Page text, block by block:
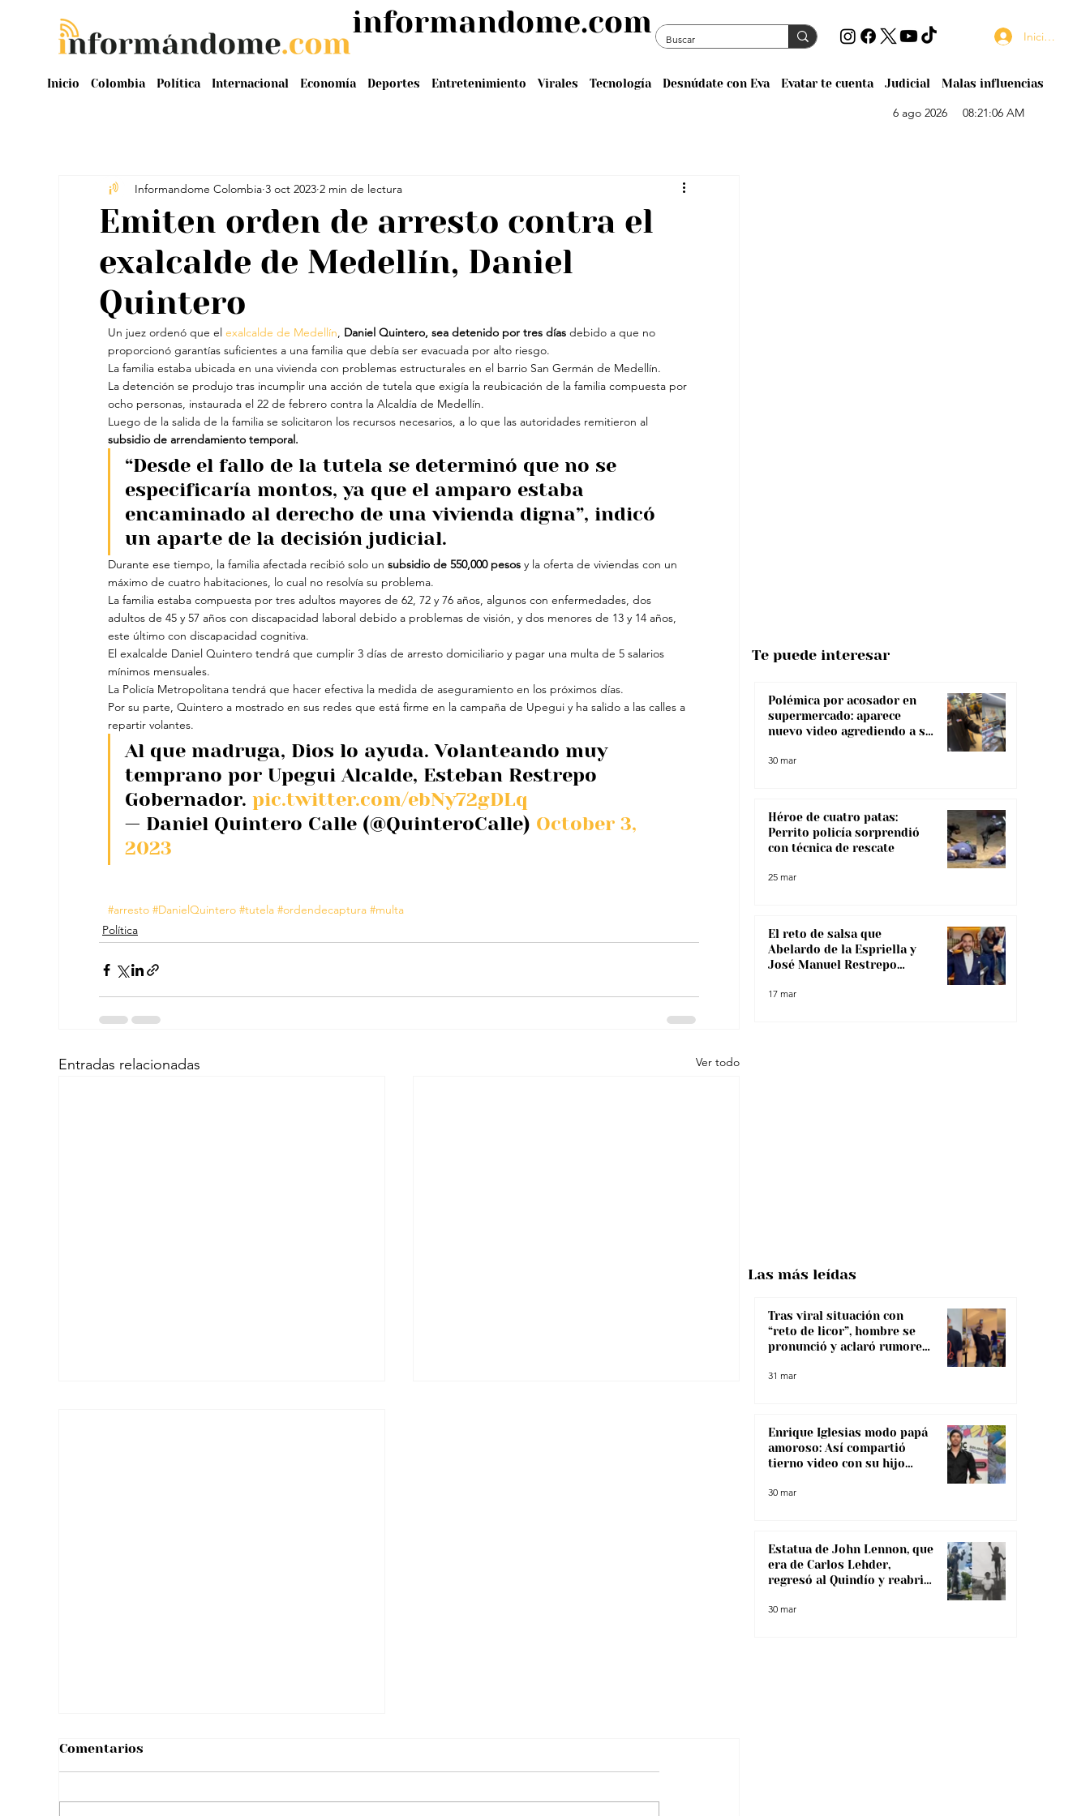
Inicio Colombia Política Internacional Economía Deportes Entretenimiento Virales Tecnología Desnúdate con Eva Evatar te cuenta Judicial Malas influencias
Iniciar sesión
6 ago 2026 08:21:06 AM
informandome.com
Emiten orden de arresto contra el
exalcalde de Medellín, Daniel
Quintero
Informandome Colombia 3 oct 2023 2 min de lectura
Un juez ordenó que el exalcalde de Medellín, Daniel Quintero, sea detenido por tres días debido a que no
proporcionó garantías suficientes a una familia que debía ser evacuada por alto riesgo.
La familia estaba ubicada en una vivienda con problemas estructurales en el barrio San Germán de Medellín.
La detención se produjo tras incumplir una acción de tutela que exigía la reubicación de la familia compuesta por
ocho personas, instaurada el 22 de febrero contra la Alcaldía de Medellín.
Luego de la salida de la familia se solicitaron los recursos necesarios, a lo que las autoridades remitieron al
subsidio de arrendamiento temporal.
“Desde el fallo de la tutela se determinó que no se
especificaría montos, ya que el amparo estaba
encaminado al derecho de una vivienda digna”, indicó
un aparte de la decisión judicial.
Durante ese tiempo, la familia afectada recibió solo un subsidio de 550,000 pesos y la oferta de viviendas con un
máximo de cuatro habitaciones, lo cual no resolvía su problema.
La familia estaba compuesta por tres adultos mayores de 62, 72 y 76 años, algunos con enfermedades, dos
adultos de 45 y 57 años con discapacidad laboral debido a problemas de visión, y dos menores de 13 y 14 años,
este último con discapacidad cognitiva.
El exalcalde Daniel Quintero tendrá que cumplir 3 días de arresto domiciliario y pagar una multa de 5 salarios
mínimos mensuales.
La Policía Metropolitana tendrá que hacer efectiva la medida de aseguramiento en los próximos días.
Por su parte, Quintero a mostrado en sus redes que está firme en la campaña de Upegui y ha salido a las calles a
repartir volantes.
Al que madruga, Dios lo ayuda. Volanteando muy
temprano por Upegui Alcalde, Esteban Restrepo
Gobernador. pic.twitter.com/ebNy72gDLq
— Daniel Quintero Calle (@QuinteroCalle) October 3,
2023
#arresto #DanielQuintero #tutela #ordendecaptura #multa
Política
Entradas relacionadas Ver todo
Comentarios
Polémica por acosador en
supermercado: aparece
nuevo video agrediendo a su
30 mar
Héroe de cuatro patas:
Perrito policía sorprendió
con técnica de rescate
25 mar
El reto de salsa que
Abelardo de la Espriella y
José Manuel Restrepo
17 mar
Te puede interesar
Tras viral situación con
“reto de licor”, hombre se
pronunció y aclaró rumores
31 mar
Enrique Iglesias modo papá
amoroso: Así compartió
tierno video con su hijo
30 mar
Estatua de John Lennon, que
era de Carlos Lehder,
regresó al Quindío y reabrió
narcotráfico
30 mar
Las más leídas